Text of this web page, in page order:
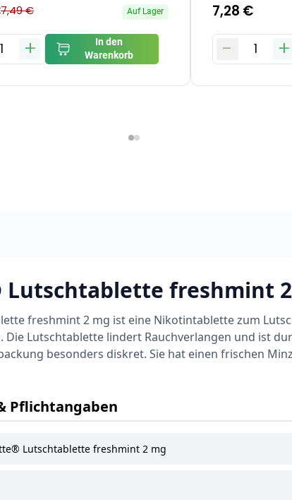
7,49 € Auf Lager
1 +
In den
Warenkorb
7,28 €
- 1 +
freshmint
freshmint 2 mg ist eine Nikotintablette zum
Die Lutschtablette lindert Rauchverlangen und ist
besonders diskret. Sie hat einen frischen
Pflichtangaben
Lutschtablette freshmint 2 mg